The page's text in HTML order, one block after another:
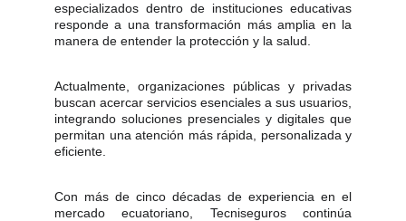
especializados dentro de instituciones educativas
responde a una transformación más amplia en la
manera de entender la protección y la salud.
Actualmente, organizaciones públicas y privadas
buscan acercar servicios esenciales a sus usuarios,
integrando soluciones presenciales y digitales que
permitan una atención más rápida, personalizada y
eficiente.
Con más de cinco décadas de experiencia en el
mercado ecuatoriano, Tecniseguros continúa